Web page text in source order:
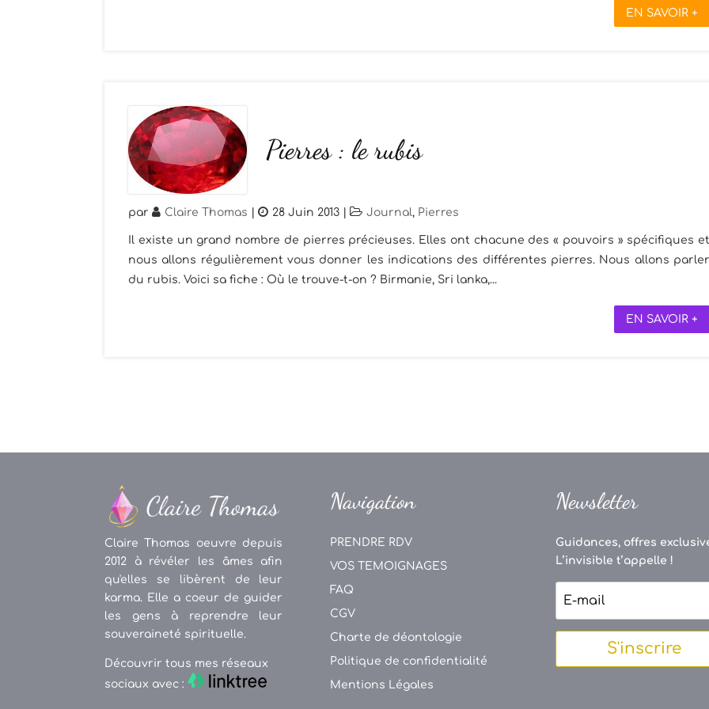
EN SAVOIR +
Pierres : le rubis
par Claire Thomas 28 Juin 2013 Journal, Pierres
Il existe un grand nombre de pierres précieuses. Elles ont chacune des « pouvoirs » spécifiques
nous allons régulièrement vous donner les indications des différentes pierres. Nous allons
du rubis. Voici sa fiche : Où le trouve-t-on ? Birmanie, Sri lanka,...
EN SAVOIR +
Claire Thomas oeuvre depuis
2012 à révéler les âmes afin
qu'elles se libèrent de leur
karma. Elle a coeur de guider
les gens à reprendre leur
souveraineté spirituelle.
Découvrir tous mes réseaux
sociaux avec :
Navigation
PRENDRE RDV
VOS TEMOIGNAGES
FAQ
CGV
Charte de déontologie
Politique de confidentialité
Mentions Légales
Newsletter
Guidances, offres
L’invisible t’appelle !
S'inscrire